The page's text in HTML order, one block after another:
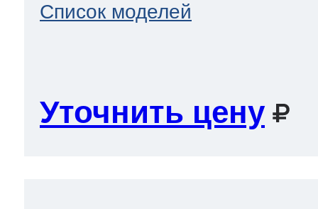
Список моделей
Уточнить цену